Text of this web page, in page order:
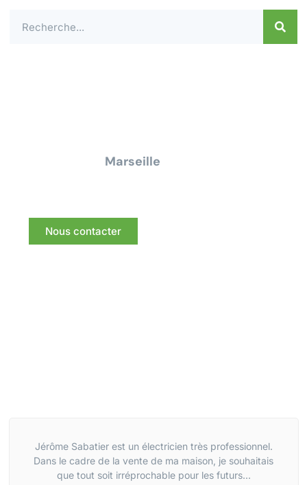
Marseille
Nous contacter
Jérôme Sabatier est un électricien très professionnel.
Dans le cadre de la vente de ma maison, je souhaitais
que tout soit irréprochable pour les futurs...